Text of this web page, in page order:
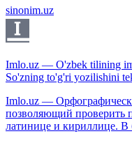
sinonim.uz
Imlo.uz — O'zbek tilining
So'zning to'g'ri yozilishini
Imlo.uz —
позволяющий проверить
латинице и кириллице. В